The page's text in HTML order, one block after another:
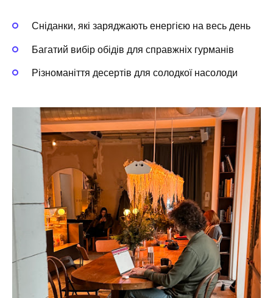
Сніданки, які заряджають енергією на весь день
Багатий вибір обідів для справжніх гурманів
Різноманіття десертів для солодкої насолоди